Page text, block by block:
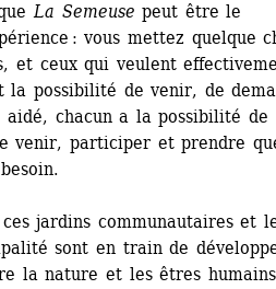
La Semeuse peut être le
: vous mettez quelque
et ceux qui veulent
la possibilité de venir, de
chacun a la possibilité de
venir, participer et prendre
jardins communautaires et
sont en train de
la nature et les êtres